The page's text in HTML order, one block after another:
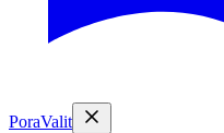
PoraValit